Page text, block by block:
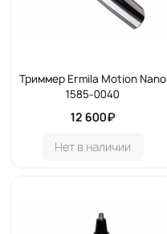
Триммер Ermila Motion Nano
1585-0040
12 600₽
Нет в наличии